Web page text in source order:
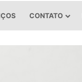
CONTATO